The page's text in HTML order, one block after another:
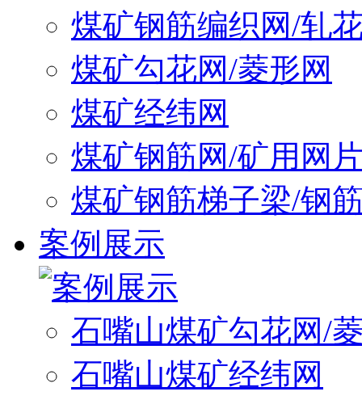
煤矿钢筋编织网/轧
煤矿勾花网/菱形网
煤矿经纬网
煤矿钢筋网/矿用网
煤矿钢筋梯子梁/钢
案例展示
石嘴山煤矿勾花网/
石嘴山煤矿经纬网